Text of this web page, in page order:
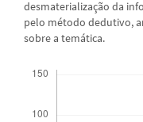
desmaterialização da
pelo método dedutivo,
sobre a temática.